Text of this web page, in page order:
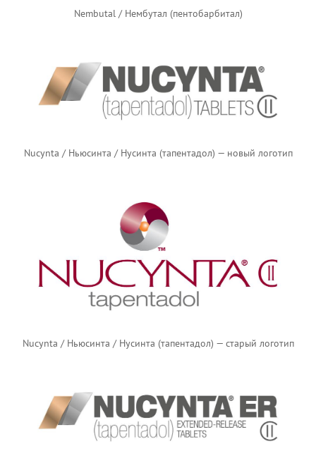
Nembutal / Нембутал (пентобарбитал)
Nucynta / Ньюсинта / Нусинта (тапентадол) — новый логотип
Nucynta / Ньюсинта / Нусинта (тапентадол) — старый логотип